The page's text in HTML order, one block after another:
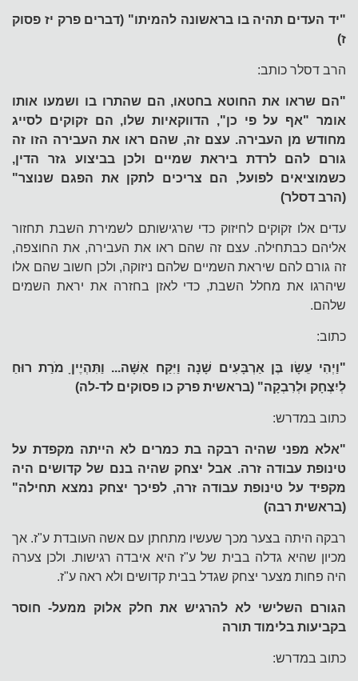
"יד העדים תהיה בו בראשונה להמיתו" (דברים פרק יז פסוק
ז)
הרב דסלר כותב:
"הם שראו את החוטא בחטאו, הם שהתרו בו ושמעו אותו
אומר "אף על פי כן", הדווקאיות שלו, הם זקוקים לסייג
מחודש מן העבירה. עצם זה, שהם ראו את העבירה הזו זה
גורם להם לרדת ביראת שמיים ולכן בביצוע גזר הדין,
כשמוציאים לפועל, הם צריכים לתקן את הפגם שנוצר"
(הרב דסלר)
עדים אלו זקוקים לחיזוק כדי שרגישותם לשמירת השבת תחזור
אליהם כבתחילה. עצם זה שהם ראו את העבירה, את החוצפה,
זה גורם להם שיראת השמיים שלהם ניזוקה, ולכן חשוב שהם אלו
שיהרגו את מחלל השבת, כדי לאזן בחזרה את יראת השמים
שלהם.
כתוב:
"וַיְהִי עֵשָׂו בֶּן אַרְבָּעִים שָׁנָה וַיִּקַּח אִשָּׁה... וַתִּהְיֶיןָ מֹרַת רוּחַ
לְיִצְחָק וּלְרִבְקָה" (בראשית פרק כו פסוקים לד-לה)
כתוב במדרש:
"אלא מפני שהיה רבקה בת כמרים לא הייתה מקפדת על
טינופת עבודה זרה. אבל יצחק שהיה בנם של קדושים היה
מקפיד על טינופת עבודה זרה, לפיכך יצחק נמצא תחילה"
(בראשית רבה)
רבקה היתה בצער מכך שעשיו מתחתן עם אשה העובדת ע"ז. אך
מכיון שהיא גדלה בבית של ע"ז היא איבדה רגישות. ולכן צערה
היה פחות מצער יצחק שגדל בבית קדושים ולא ראה ע"ז.
הגורם השלישי לא להרגיש את חלק אלוק ממעל- חוסר
בקביעות בלימוד תורה
כתוב במדרש: